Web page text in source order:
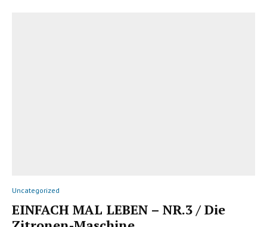
Uncategorized
EINFACH MAL LEBEN – NR.3 / Die